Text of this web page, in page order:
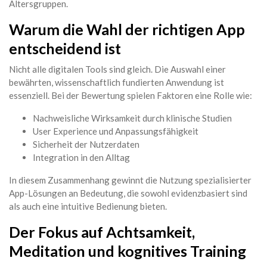
Altersgruppen.
Warum die Wahl der richtigen App
entscheidend ist
Nicht alle digitalen Tools sind gleich. Die Auswahl einer
bewährten, wissenschaftlich fundierten Anwendung ist
essenziell. Bei der Bewertung spielen Faktoren eine Rolle wie:
Nachweisliche Wirksamkeit durch klinische Studien
User Experience und Anpassungsfähigkeit
Sicherheit der Nutzerdaten
Integration in den Alltag
In diesem Zusammenhang gewinnt die Nutzung spezialisierter
App-Lösungen an Bedeutung, die sowohl evidenzbasiert sind
als auch eine intuitive Bedienung bieten.
Der Fokus auf Achtsamkeit,
Meditation und kognitives Training